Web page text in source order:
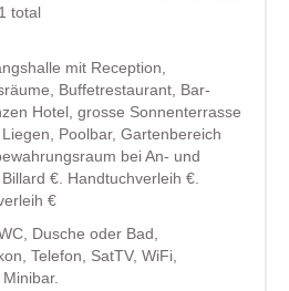
total
mit Reception,
Buffetrestaurant, Bar-
Hotel, grosse Sonnenterrasse
Poolbar, Gartenbereich
bei An- und
€. Handtuchverleih €.
€
Dusche oder Bad,
Telefon, SatTV, WiFi,